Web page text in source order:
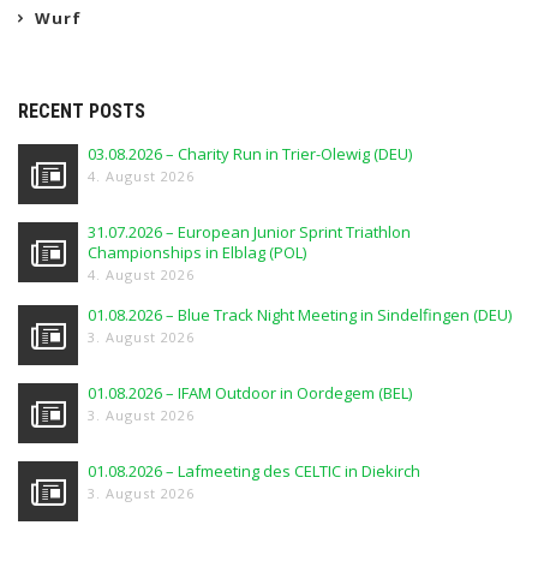
Wurf
RECENT POSTS
03.08.2026 – Charity Run in Trier-Olewig (DEU)
4. August 2026
31.07.2026 – European Junior Sprint Triathlon
Championships in Elblag (POL)
4. August 2026
01.08.2026 – Blue Track Night Meeting in Sindelfingen (DEU)
3. August 2026
01.08.2026 – IFAM Outdoor in Oordegem (BEL)
3. August 2026
01.08.2026 – Lafmeeting des CELTIC in Diekirch
3. August 2026